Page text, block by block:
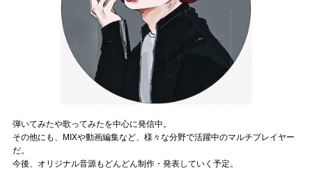
muevoクラウドファンディング
muevoコミュニティ
ぶいクラ！by muevo
ぶいコミュ！by muevo
ぶいマガ！ by muevo
弾いてみたや歌ってみたを中心に発信中。
その他にも、MIXや動画編集など、様々な分野で活躍中のマルチプレイヤー
だ。
今後、オリジナル音源もどんどん制作・発表していく予定。